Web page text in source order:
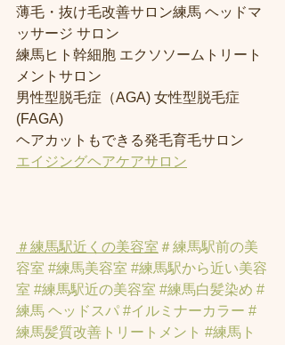
薄毛・抜け毛改善サロン練馬 ヘッドマ
ッサージ サロン
練馬ヒト幹細胞 エクソソームトリート
メントサロン
男性型脱毛症（AGA) 女性型脱毛症
(FAGA)
ヘアカットもできる発毛育毛サロン
エイジングヘアケアサロン
＃練馬駅近くの美容室 ＃練馬駅前の美
容室 #練馬美容室 #練馬駅から近い美容
室 #練馬駅近の美容室 #練馬白髪染め #
練馬 ヘッドスパ #イルミナーカラー #
練馬髪質改善トリートメント #練馬ト